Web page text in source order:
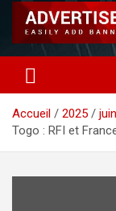
Accueil 2025 juin
Togo : RFI et